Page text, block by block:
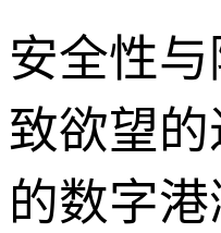
安全性
致欲望
的数字